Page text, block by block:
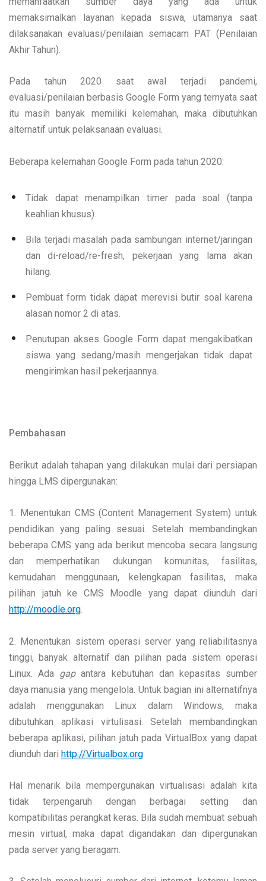
memaksimalkan layanan kepada siswa, utamanya saat
dilaksanakan evaluasi/penilaian semacam PAT (Penilaian
Akhir Tahun).
Pada tahun 2020 saat awal terjadi pandemi,
evaluasi/penilaian berbasis Google Form yang ternyata saat
itu masih banyak memiliki kelemahan, maka dibutuhkan
alternatif untuk pelaksanaan evaluasi.
Beberapa kelemahan Google Form pada tahun 2020:
Tidak dapat menampilkan timer pada soal (tanpa
keahlian khusus).
Bila terjadi masalah pada sambungan internet/jaringan
dan di-reload/re-fresh, pekerjaan yang lama akan
hilang.
Pembuat form tidak dapat merevisi butir soal karena
alasan nomor 2 di atas.
Penutupan akses Google Form dapat mengakibatkan
siswa yang sedang/masih mengerjakan tidak dapat
mengirimkan hasil pekerjaannya.
Pembahasan
Berikut adalah tahapan yang dilakukan mulai dari persiapan
hingga LMS dipergunakan:
1. Menentukan CMS (Content Management System) untuk
pendidikan yang paling sesuai. Setelah membandingkan
beberapa CMS yang ada berikut mencoba secara langsung
dan memperhatikan dukungan komunitas, fasilitas,
kemudahan menggunaan, kelengkapan fasilitas, maka
pilihan jatuh ke CMS Moodle yang dapat diunduh dari
http://moodle.org.
2. Menentukan sistem operasi server yang reliabilitasnya
tinggi, banyak alternatif dan pilihan pada sistem operasi
Linux. Ada gapantara kebutuhan dan kepasitas sumber
daya manusia yang mengelola. Untuk bagian ini alternatifnya
adalah menggunakan Linux dalam Windows, maka
dibutuhkan aplikasi virtulisasi. Setelah membandingkan
beberapa aplikasi, pilihan jatuh pada VirtualBox yang dapat
diunduh dari http://Virtualbox.org
Hal menarik bila mempergunakan virtualisasi adalah kita
tidak terpengaruh dengan berbagai setting dan
kompatibilitas perangkat keras. Bila sudah membuat sebuah
mesin virtual, maka dapat digandakan dan dipergunakan
pada server yang beragam.